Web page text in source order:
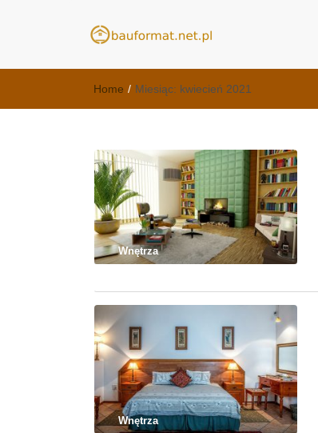
kuchnie Poznań - opinie
Home / Miesiąc: kwiecień 2021
Wnętrza
Wnętrza